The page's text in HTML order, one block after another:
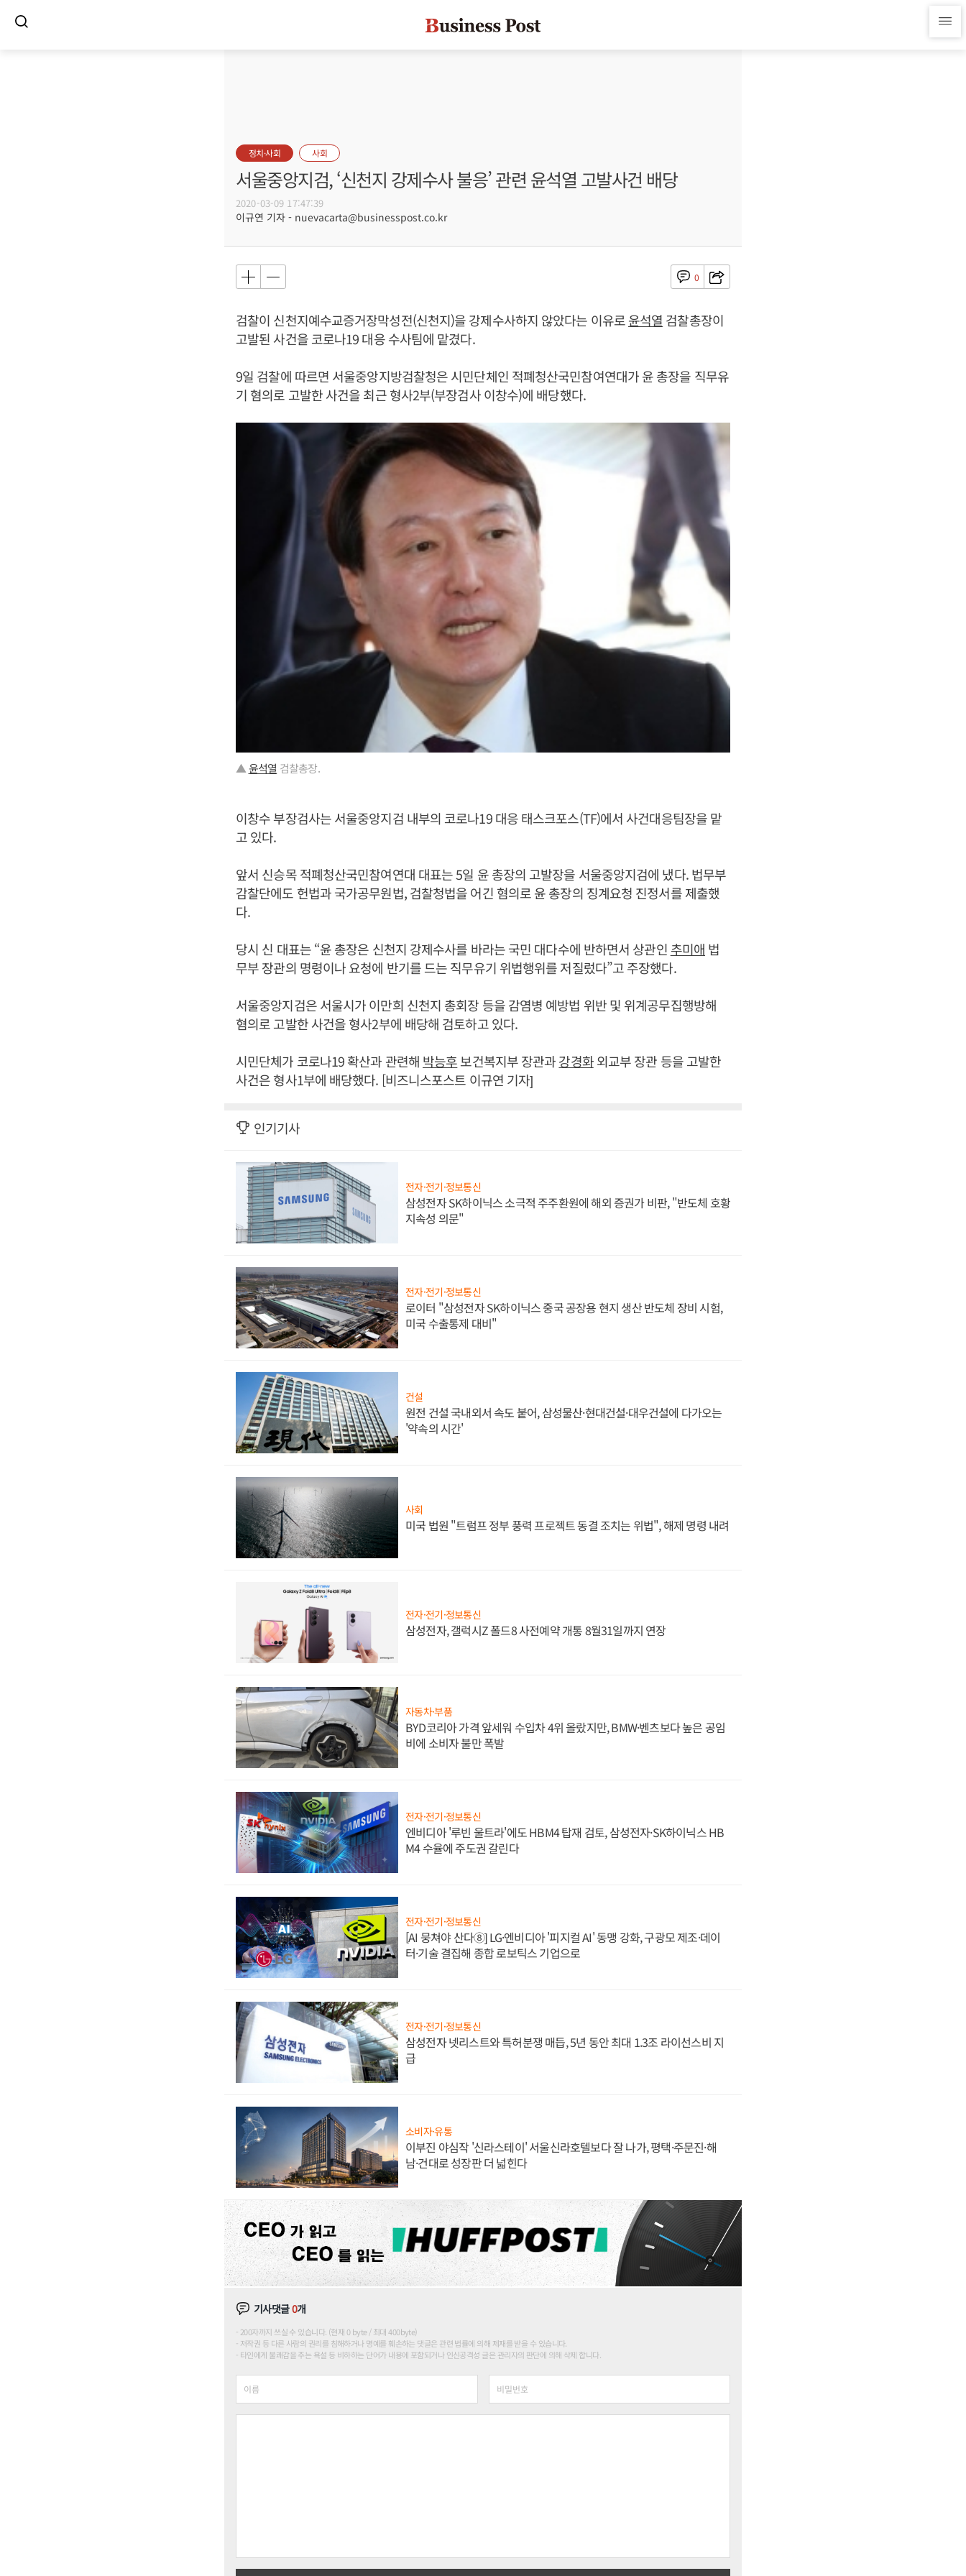
정치·사회 사회
서울중앙지검, ‘신천지 강제수사 불응’ 관련 윤석열 고발사건 배당
2020-03-09 17:47:39
이규연 기자 - nuevacarta@businesspost.co.kr
0
검찰이 신천지예수교증거장막성전(신천지)을 강제수사하지 않았다는 이유로윤석열 검찰총장이
고발된 사건을 코로나19 대응 수사팀에 맡겼다.
9일 검찰에 따르면 서울중앙지방검찰청은 시민단체인 적폐청산국민참여연대가 윤 총장을 직무유
기 혐의로 고발한 사건을 최근 형사2부(부장검사 이창수)에 배당했다.
▲윤석열 검찰총장.
이창수 부장검사는 서울중앙지검 내부의 코로나19 대응 태스크포스(TF)에서 사건대응팀장을 맡
고 있다.
앞서 신승목 적폐청산국민참여연대 대표는 5일 윤 총장의 고발장을 서울중앙지검에 냈다. 법무부
감찰단에도 헌법과 국가공무원법, 검찰청법을 어긴 혐의로 윤 총장의 징계요청 진정서를 제출했
다.
당시 신 대표는 “윤 총장은 신천지 강제수사를 바라는 국민 대다수에 반하면서 상관인 추미애 법
무부 장관의 명령이나 요청에 반기를 드는 직무유기 위법행위를 저질렀다”고 주장했다.
서울중앙지검은 서울시가 이만희 신천지 총회장 등을 감염병 예방법 위반 및 위계공무집행방해
혐의로 고발한 사건을 형사2부에 배당해 검토하고 있다.
시민단체가 코로나19 확산과 관련해 박능후보건복지부 장관과강경화외교부 장관 등을 고발한
사건은 형사1부에 배당했다. [비즈니스포스트 이규연 기자]
인기기사
전자·전기·정보통신
삼성전자 SK하이닉스 소극적 주주환원에 해외 증권가 비판, "반도체 호황
지속성 의문"
전자·전기·정보통신
로이터 "삼성전자 SK하이닉스 중국 공장용 현지 생산 반도체 장비 시험,
미국 수출통제 대비"
건설
원전 건설 국내외서 속도 붙어, 삼성물산·현대건설·대우건설에 다가오는
'약속의 시간'
사회
미국 법원 "트럼프 정부 풍력 프로젝트 동결 조치는 위법", 해제 명령 내려
전자·전기·정보통신
삼성전자, 갤럭시Z 폴드8 사전예약 개통 8월31일까지 연장
자동차·부품
BYD코리아 가격 앞세워 수입차 4위 올랐지만, BMW·벤츠보다 높은 공임
비에 소비자 불만 폭발
전자·전기·정보통신
엔비디아 '루빈 울트라'에도 HBM4 탑재 검토, 삼성전자·SK하이닉스 HB
M4 수율에 주도권 갈린다
전자·전기·정보통신
[AI 뭉쳐야 산다⑧] LG·엔비디아 '피지컬 AI' 동맹 강화, 구광모 제조·데이
터·기술 결집해 종합 로보틱스 기업으로
전자·전기·정보통신
삼성전자 넷리스트와 특허분쟁 매듭, 5년 동안 최대 1.3조 라이선스비 지
급
소비자·유통
이부진 야심작 '신라스테이' 서울신라호텔보다 잘 나가, 평택·주문진·해
남·건대로 성장판 더 넓힌다
기사댓글0개
200자까지 쓰실 수 있습니다. (현재 0 byte / 최대 400byte)
저작권 등 다른 사람의 권리를 침해하거나 명예를 훼손하는 댓글은 관련 법률에 의해 제재를 받을 수 있습니다.
타인에게 불쾌감을 주는 욕설 등 비하하는 단어가 내용에 포함되거나 인신공격성 글은 관리자의 판단에 의해 삭제 합니다.